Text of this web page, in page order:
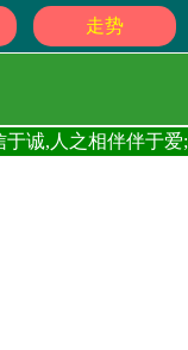
走势
诚,人之相伴伴于爱;